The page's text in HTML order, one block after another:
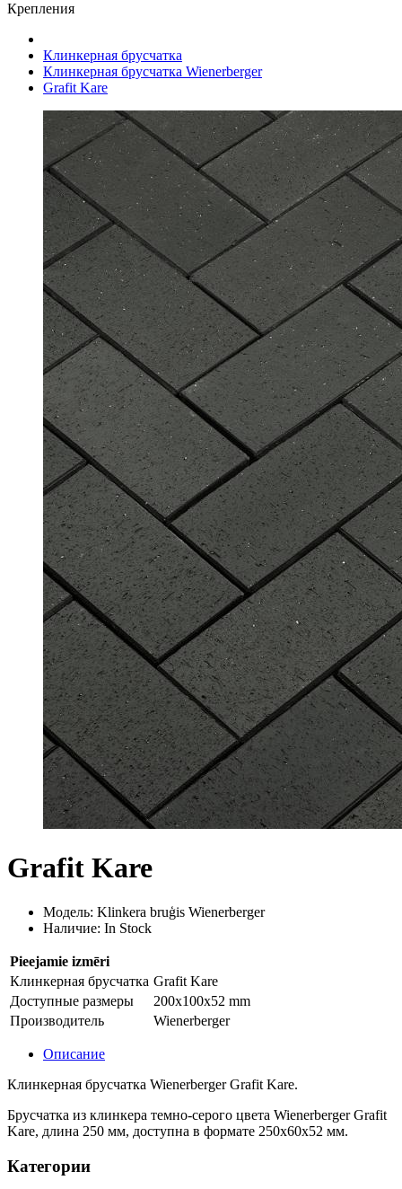
Крепления
Клинкерная брусчатка
Клинкерная брусчатка Wienerberger
Grafit Kare
Grafit Kare
Модель: Klinkera bruģis Wienerberger
Наличие: In Stock
Pieejamie izmēri
Клинкерная брусчатка Grafit Kare
Доступные размеры
200x100x52 mm
Производитель
Wienerberger
Описание
Клинкерная брусчатка Wienerberger Grafit Kare.
Брусчатка из клинкера темно-серого цвета Wienerberger Grafit
Kare, длина 250 мм, доступна в формате 250x60x52 мм.
Категории